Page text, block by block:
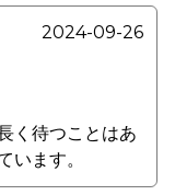
2024-09-26
く待つことはあ
います。